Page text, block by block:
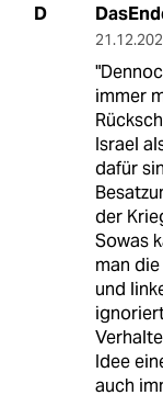
D
immer
Israel
dafür
der
Sowas
man
und
Idee
auch